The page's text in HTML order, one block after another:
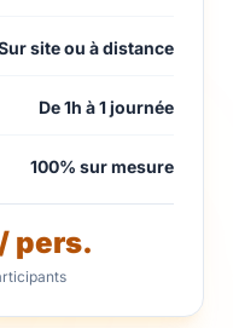
site ou à distance
De 1h à 1 journée
100% sur mesure
pers.